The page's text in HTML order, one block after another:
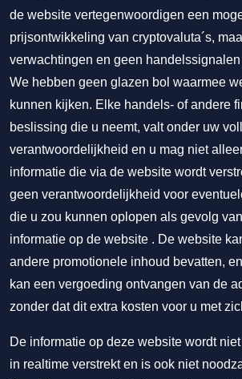
de website vertegenwoordigen een
prijsontwikkeling van cryptovaluta´s,
verwachtingen en geen
We hebben geen glazen bol waarmee
kunnen kijken. Elke handels- of andere
beslissing die u neemt, valt onder uw
verantwoordelijkheid en u mag niet
informatie die via de website wordt
geen verantwoordelijkheid voor
die u zou kunnen oplopen als gevolg
informatie op de website . De website
andere promotionele inhoud bevatten,
kan een vergoeding ontvangen van de
zonder dat dit extra kosten voor u met
De informatie op deze website wordt
in realtime verstrekt en is ook niet